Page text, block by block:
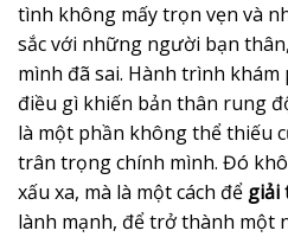
tình không mấy trọn vẹn và
sắc với những người bạn
mình đã sai. Hành trình
điều gì khiến bản thân rung
là một phần không thể thiếu
trân trọng chính mình. Đó
xấu xa, mà là một cách để giải
lành mạnh, để trở thành một